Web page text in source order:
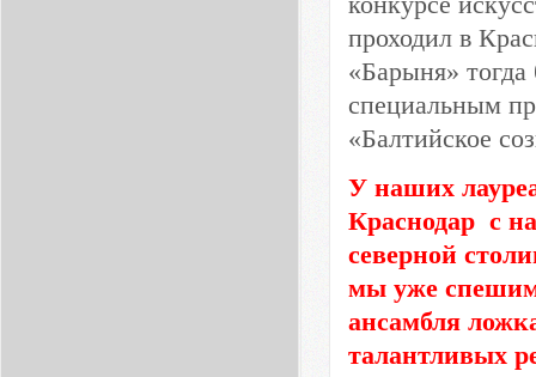
проходил в
«Барыня»
специальным
«Балтийское
У наших
Краснодар с
северной
мы уже спешим
ансамбля
талантливых